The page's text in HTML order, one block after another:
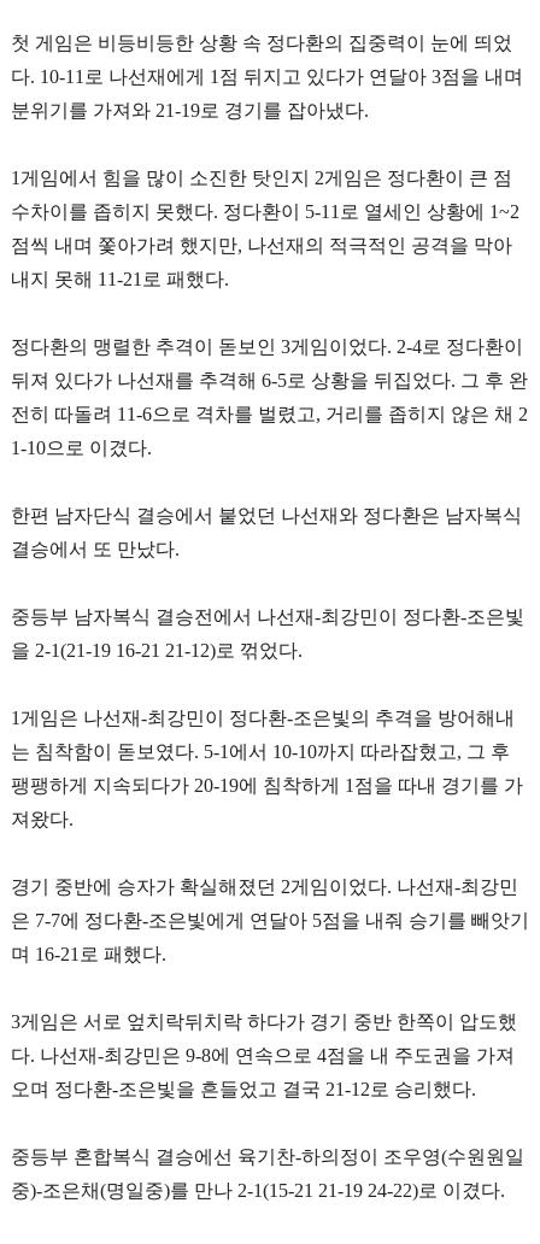
첫 게임은 비등비등한 상황 속 정다환의 집중력이 눈에 띄었
다. 10-11 로 나선재에게 1 점 뒤지고 있다가 연달아 3점을 내며
분위기를 가져와 21-19로 경기를 잡아냈다.
1 게임에서 힘을 많이 소진한 탓인지 2게임은 정다환이 큰 점
수차이를 좁히지 못했다. 정다환이 5-11 로 열세인 상황에 1~2
점씩 내며 쫓아가려 했지만, 나선재의 적극적인 공격을 막아
내지 못해 11-21 로 패했다.
정다환의 맹렬한 추격이 돋보인 3게임이었다. 2-4로 정다환이
뒤져 있다가 나선재를 추격해 6-5로 상황을 뒤집었다. 그 후 완
전히 따돌려 11-6으로 격차를 벌렸고, 거리를 좁히지 않은 채 2
1-10으로 이겼다.
한편 남자단식 결승에서 붙었던 나선재와 정다환은 남자복식
결승에서 또 만났다.
중등부 남자복식 결승전에서 나선재-최강민이 정다환-조은빛
을 2-1(21-19 16-21 21-12)로 꺾었다.
1 게임은 나선재-최강민이 정다환-조은빛의 추격을 방어해내
는 침착함이 돋보였다. 5-1 에서 10-10까지 따라잡혔고, 그 후
팽팽하게 지속되다가 20-19에 침착하게 1 점을 따내 경기를 가
져왔다.
경기 중반에 승자가 확실해졌던 2게임이었다. 나선재-최강민
은 7-7에 정다환-조은빛에게 연달아 5점을 내줘 승기를 빼앗기
며 16-21 로 패했다.
3게임은 서로 엎치락뒤치락 하다가 경기 중반 한쪽이 압도했
다. 나선재-최강민은 9-8에 연속으로 4점을 내 주도권을 가져
오며 정다환-조은빛을 흔들었고 결국 21-12 로 승리했다.
중등부 혼합복식 결승에선 육기찬-하의정이 조우영(수원원일
중)-조은채(명일중)를 만나 2-1(15-21 21-19 24-22)로 이겼다.